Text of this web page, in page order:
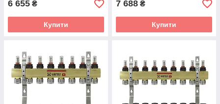
6 655 ₴
Купити
7 688 ₴
Купити